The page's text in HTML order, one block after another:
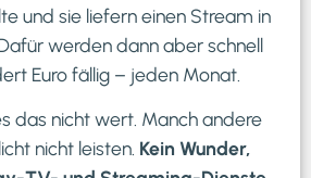
und sie liefern einen Stream in
werden dann aber schnell
Euro fällig – jeden Monat.
das nicht wert. Manch andere
nicht leisten. Kein Wunder,